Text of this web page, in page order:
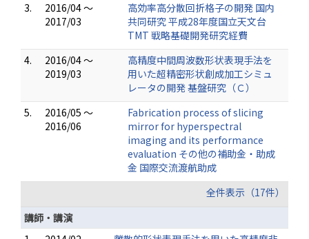
3.
2016/04 ～
2017/03
高効率高分散回折格子の開発 国内
共同研究 平成28年度国立天文台
TMT 戦略基礎開発研究経費
4.
2016/04 ～
2019/03
高精度中間周波数形状表現手法を
用いた超精密形状創成加工シミュ
レータの開発 基盤研究（Ｃ）
5.
2016/05 ～
2016/06
Fabrication process of slicing
mirror for hyperspectral
imaging and its performance
evaluation その他の補助金・助成
金 国際交流渡航助成
全件表示（17件）
講師・講演